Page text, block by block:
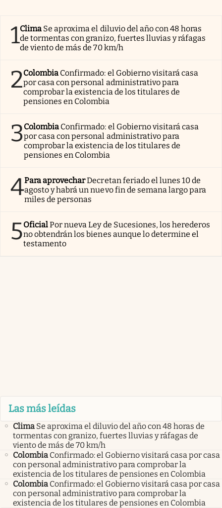
1Clima Se aproxima el diluvio del año con 48 horas
de tormentas con granizo, fuertes lluvias y ráfagas
de viento de más de 70 km/h
2Colombia Confirmado: el Gobierno visitará casa
por casa con personal administrativo para
comprobar la existencia de los titulares de
pensiones en Colombia
3Colombia Confirmado: el Gobierno visitará casa
por casa con personal administrativo para
comprobar la existencia de los titulares de
pensiones en Colombia
4Para aprovecharDecretan feriado el lunes 10 de
agosto y habrá un nuevo fin de semana largo para
miles de personas
5OficialPor nueva Ley de Sucesiones, los herederos
no obtendrán los bienes aunque lo determine el
testamento
Las más leídas
Clima Se aproxima el diluvio del año con 48 horas de
tormentas con granizo, fuertes lluvias y ráfagas de
viento de más de 70 km/h
Colombia Confirmado: el Gobierno visitará casa por casa
con personal administrativo para comprobar la
existencia de los titulares de pensiones en Colombia
Colombia Confirmado: el Gobierno visitará casa por casa
con personal administrativo para comprobar la
existencia de los titulares de pensiones en Colombia